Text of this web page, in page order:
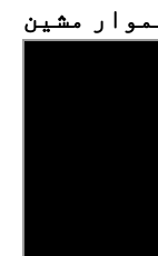
مشین